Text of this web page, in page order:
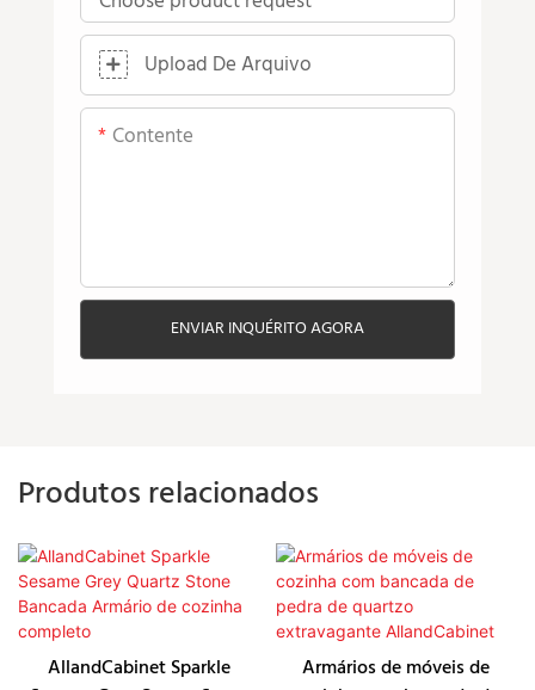
Upload De Arquivo
Contente
ENVIAR INQUÉRITO AGORA
Produtos relacionados
AllandCabinet Sparkle
Armários de móveis de